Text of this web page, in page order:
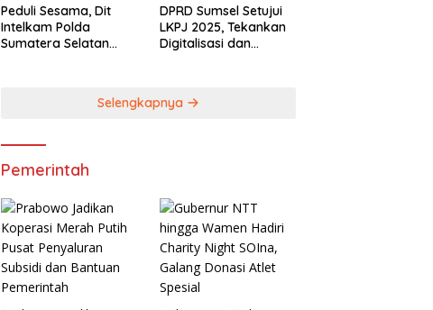
Peduli Sesama, Dit
Intelkam Polda
Sumatera Selatan
DPRD Sumsel Setujui
LKPJ 2025, Tekankan
Digitalisasi dan
Selengkapnya
Pemerintah